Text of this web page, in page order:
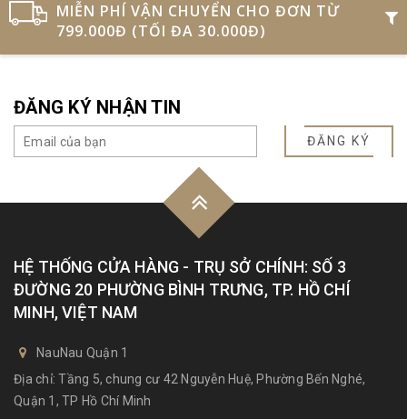
MIỄN PHÍ VẬN CHUYỂN CHO ĐƠN TỪ
799.000Đ (TỐI ĐA 30.000Đ)
ĐĂNG KÝ NHẬN TIN
ĐĂNG KÝ
HỆ THỐNG CỬA HÀNG - TRỤ SỞ CHÍNH: SỐ 3
ĐƯỜNG 20 PHƯỜNG BÌNH TRƯNG, TP. HỒ CHÍ
MINH, VIỆT NAM
NauNau Quận 1
Địa chỉ: Tầng 5, chung cư 42 Nguyễn Huệ, Phường Bến Nghé,
Quận 1, TP Hồ Chí Minh